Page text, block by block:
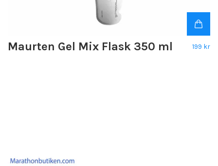
Maurten Gel Mix Flask 350 ml 199 kr